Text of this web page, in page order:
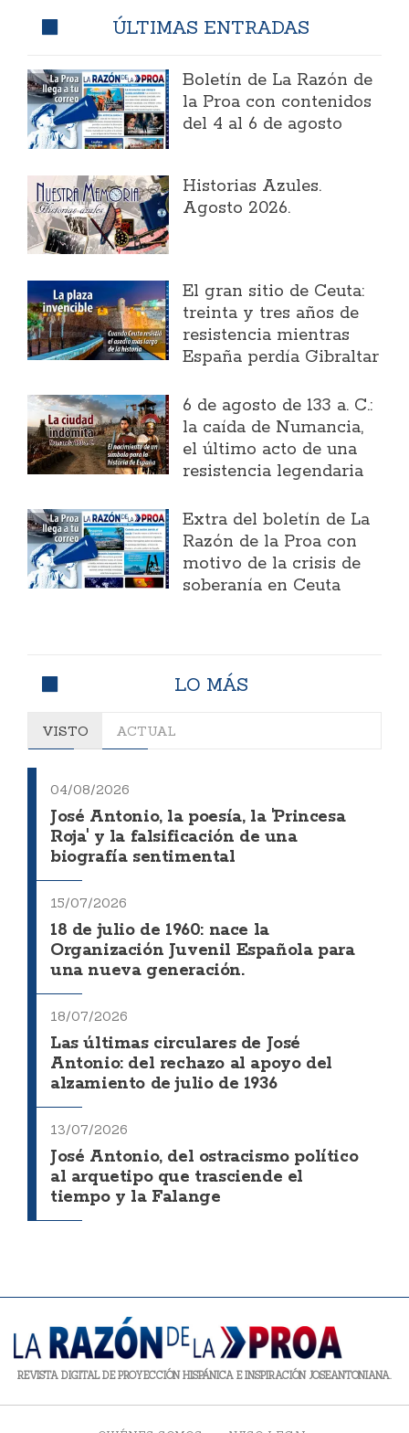
ÚLTIMAS ENTRADAS
Boletín de La Razón de
la Proa con contenidos
del 4 al 6 de agosto
Historias Azules.
Agosto 2026.
El gran sitio de Ceuta:
treinta y tres años de
resistencia mientras
España perdía Gibraltar
6 de agosto de 133 a. C.:
la caída de Numancia,
el último acto de una
resistencia legendaria
Extra del boletín de La
Razón de la Proa con
motivo de la crisis de
soberanía en Ceuta
LO MÁS
VISTO ACTUAL
04/08/2026
José Antonio, la poesía, la 'Princesa
Roja' y la falsificación de una
biografía sentimental
15/07/2026
18 de julio de 1960: nace la
Organización Juvenil Española para
una nueva generación.
18/07/2026
Las últimas circulares de José
Antonio: del rechazo al apoyo del
alzamiento de julio de 1936
13/07/2026
José Antonio, del ostracismo político
al arquetipo que trasciende el
tiempo y la Falange
REVISTA DIGITAL DE PROYECCIÓN HISPÁNICA E INSPIRACIÓN JOSEANTONIANA.